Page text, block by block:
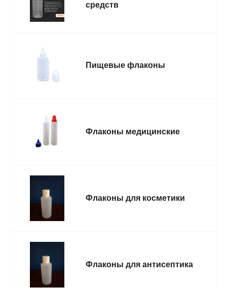
средств
Пищевые флаконы
Флаконы медицинские
Флаконы для косметики
Флаконы для антисептика